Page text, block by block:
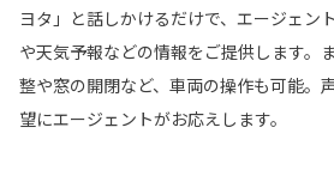
ヨタ」と話しかけるだけで、エージェン
や天気予報などの情報をご提供します。
整や窓の開閉など、車両の操作も可能。
望にエージェントがお応えします。